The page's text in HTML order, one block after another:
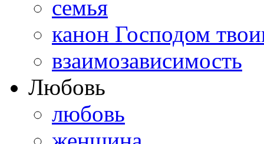
семья
канон Господом
взаимозависимость
Любовь
любовь